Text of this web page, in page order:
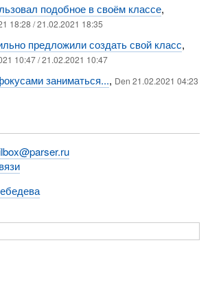
подобное в своём классе,
18:28 / 21.02.2021 18:35
предложили создать свой класс,
10:47 / 21.02.2021 10:47
заниматься..., Den 21.02.2021 04:23